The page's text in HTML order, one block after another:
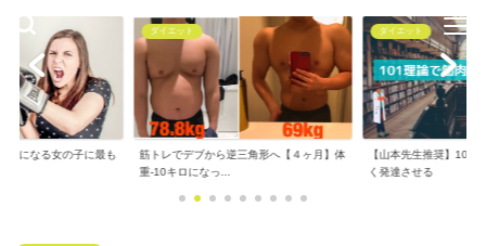
気になる女の子に最も
ダイエット
筋トレでデブから逆三角形へ【４ヶ月】体
重-10キロになっ...
ダイエット
【山本先生推奨】101
く発達させる